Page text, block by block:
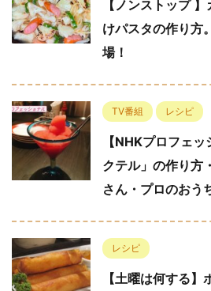
【ノンストップ
けパスタの作り方
場！
TV番組 レシピ
【NHKプロフェ
クテル」の作り方
さん・プロのおう
レシピ
【土曜は何する】